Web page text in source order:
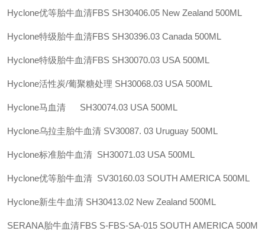
Hyclone优等胎牛血清FBS SH30406.05 New Zealand 500ML
Hyclone特级胎牛血清FBS SH30396.03 Canada 500ML
Hyclone特级胎牛血清FBS SH30070.03 USA 500ML
Hyclone活性炭/葡聚糖处理 SH30068.03 USA 500ML
Hyclone马血清 SH30074.03 USA 500ML
Hyclone乌拉圭胎牛血清 SV30087. 03 Uruguay 500ML
Hyclone标准胎牛血清 SH30071.03 USA 500ML
Hyclone优等胎牛血清 SV30160.03 SOUTH AMERICA 500ML
Hyclone新生牛血清 SH30413.02 New Zealand 500ML
SERANA胎牛血清FBS S-FBS-SA-015 SOUTH AMERICA 500M